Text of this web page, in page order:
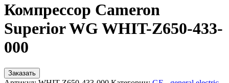
Компрессор Cameron
Superior WG WHIT-Z650-433-
000
Заказать